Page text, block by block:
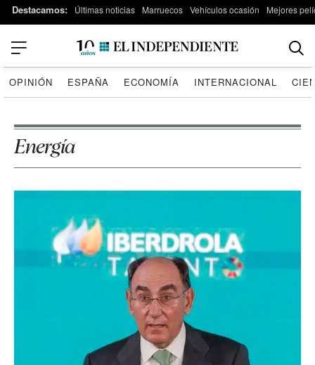
Destacamos: Últimas noticias Marruecos Vehículos ocasión Mejores
OPINIÓN ESPAÑA ECONOMÍA INTERNACIONAL
Energía